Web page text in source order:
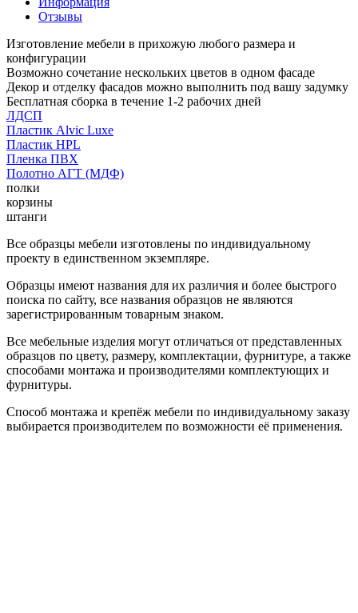
Отзывы
Изготовление мебели в прихожую любого размера и
конфигурации
Возможно сочетание нескольких цветов в одном фасаде
Декор и отделку фасадов можно выполнить под вашу задумку
Бесплатная сборка в течение 1-2 рабочих дней
ЛДСП
Пластик Alvic Luxe
Пластик HPL
Пленка ПВХ
Полотно АГТ (МДФ)
полки
корзины
штанги
Все образцы мебели изготовлены по индивидуальному
проекту в единственном экземпляре.
Образцы имеют названия для их различия и более быстрого
поиска по сайту, все названия образцов не являются
зарегистрированным товарным знаком.
Все мебельные изделия могут отличаться от представленных
образцов по цвету, размеру, комплектации, фурнитуре, а также
способами монтажа и производителями комплектующих и
фурнитуры.
Способ монтажа и крепёж мебели по индивидуальному заказу
выбирается производителем по возможности её применения.